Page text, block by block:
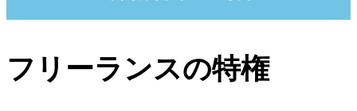
フリーランスの特権